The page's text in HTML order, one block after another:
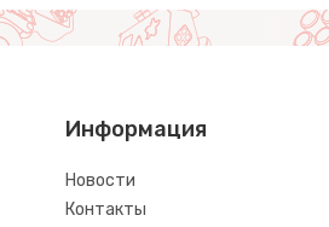
Информация
Новости
Контакты